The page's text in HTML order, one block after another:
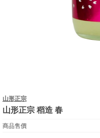
山形正宗
山形正宗 稻造 春
商品售價